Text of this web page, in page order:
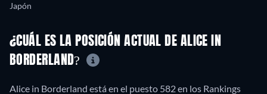
Japón
¿CUÁL ES LA POSICIÓN ACTUAL DE ALICE IN
BORDERLAND?
Alice in Borderland está en el puesto 582 en los Rankings